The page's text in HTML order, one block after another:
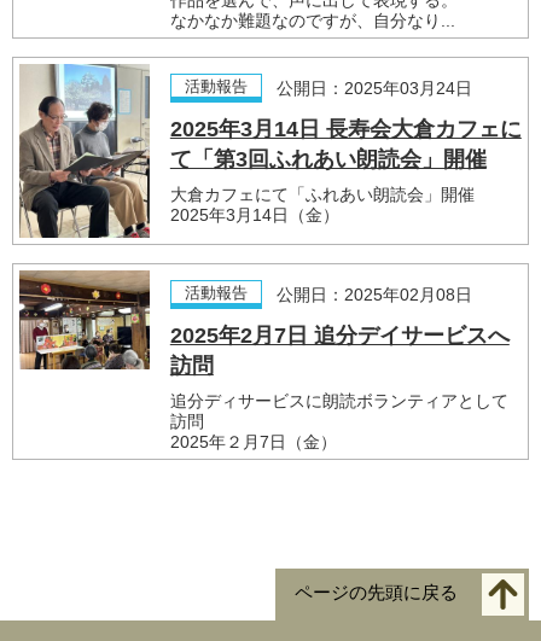
なかなか難題なのですが、自分なり...
活動報告 公開日：2025年03月24日
2025年3月14日 長寿会大倉カフェに
て「第3回ふれあい朗読会」開催
大倉カフェにて「ふれあい朗読会」開催
2025年3月14日（金）
活動報告 公開日：2025年02月08日
2025年2月7日 追分デイサービスへ
訪問
追分ディサービスに朗読ボランティアとして
訪問
2025年２月7日（金）
ページの先頭に戻る